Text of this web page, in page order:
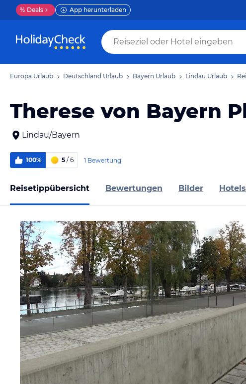
% Deals App herunterladen
Europa Urlaub Deutschland Urlaub Bayern Urlaub Lindau Urlaub
Therese von Bayern
Lindau/Bayern
100% 5 / 6 1 Bewertung
Reisetippübersicht Bewertungen Bilder Hotels